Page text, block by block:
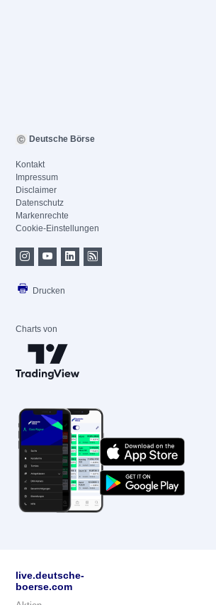
Deutsche Börse
Kontakt
Impressum
Disclaimer
Datenschutz
Markenrechte
Cookie-Einstellungen
Drucken
Charts von
live.deutsche-
boerse.com